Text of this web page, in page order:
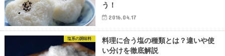
う！
2016.04.17
塩系の調味料
料理に合う塩の種類とは？違いや使
い分けを徹底解説